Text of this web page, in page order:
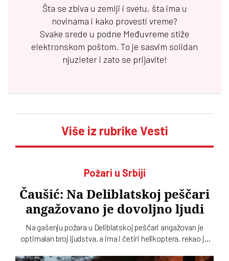
Šta se zbiva u zemlji i svetu, šta ima u
novinama i kako provesti vreme?
Svake srede u podne Međuvreme stiže
elektronskom poštom. To je sasvim solidan
njuzleter i zato se prijavite!
Više iz rubrike Vesti
Požari u Srbiji
Čaušić: Na Deliblatskoj peščari
angažovano je dovoljno ljudi
Na gašenju požara u Deliblatskoj peščari angažovan je
optimalan broj ljudstva, a ima i četiri helikoptera, rekao je